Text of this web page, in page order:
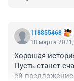
118855468
18 марта
Хорошая
Пусть станет
ей